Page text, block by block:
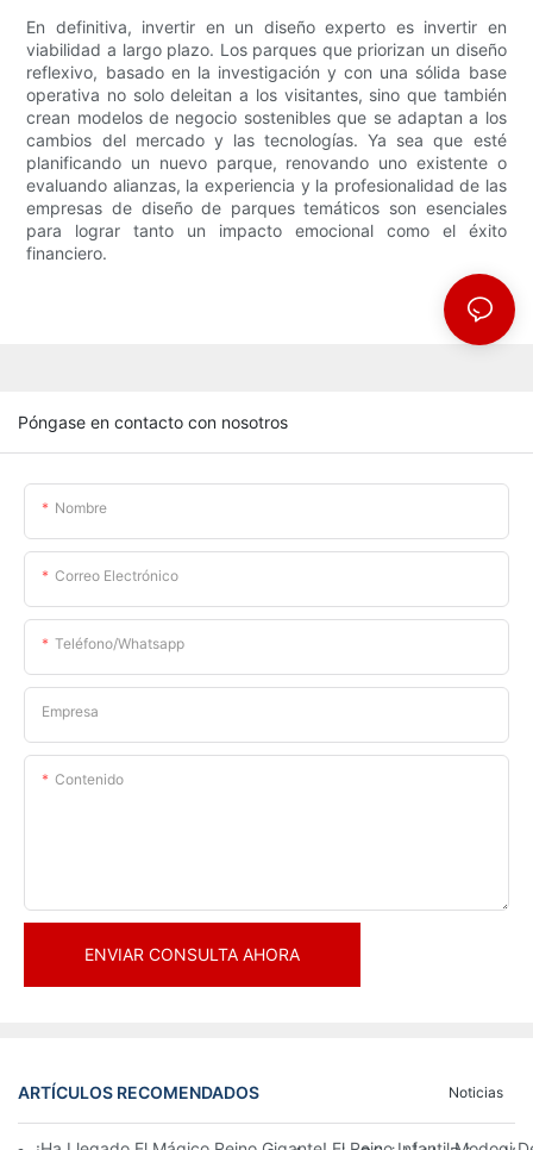
En definitiva, invertir en un diseño experto es invertir en
viabilidad a largo plazo. Los parques que priorizan un diseño
reflexivo, basado en la investigación y con una sólida base
operativa no solo deleitan a los visitantes, sino que también
crean modelos de negocio sostenibles que se adaptan a los
cambios del mercado y las tecnologías. Ya sea que esté
planificando un nuevo parque, renovando uno existente o
evaluando alianzas, la experiencia y la profesionalidad de las
empresas de diseño de parques temáticos son esenciales
para lograr tanto un impacto emocional como el éxito
financiero.
Póngase en contacto con nosotros
Nombre
Correo Electrónico
Teléfono/whatsapp
Empresa
Contenido
ENVIAR CONSULTA AHORA
ARTÍCULOS RECOMENDADOS Noticias